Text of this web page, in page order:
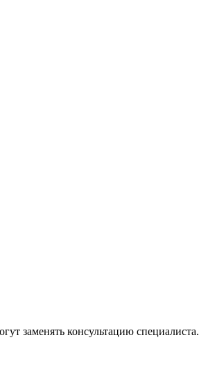
заменять консультацию специалиста.